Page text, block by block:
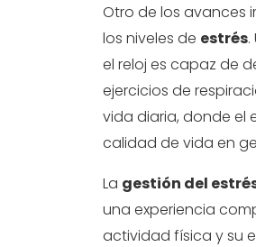
Otro de los avances
los niveles de estrés
el reloj es capaz de
ejercicios de
vida diaria, donde el
calidad de vida en
La gestión del
una experiencia
actividad física y su